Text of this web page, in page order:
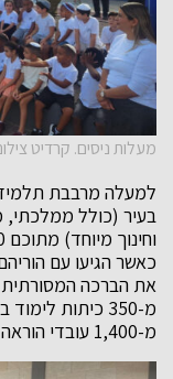
מעלות ניסים. קרדיט
למעלה מרבבת
בעיר (כולל ממלכתי,
כאשר הגיעו עם
את הברכה
מ-1,400 עובדי הוראה בגני הילדים ובתי הספר השונים.